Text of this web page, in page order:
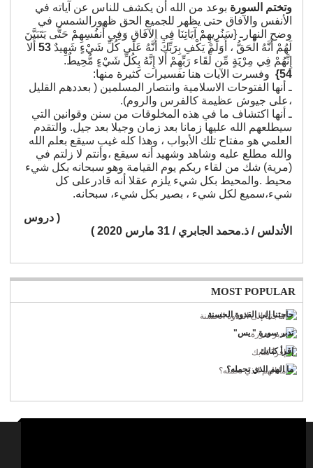
وتختم السورة بوعد من الله أن يكشف للناس عن آياته في
الأنفس والآفاق حتى يظهر للجميع الحق ظهورالشمس في
وضح النهارـ {سَنُرِيهِمْ آيَاتِنَا فِي الآفَاقِ وَفِي أَنفُسِهِمْ حَتَّى يَتَبَيَّنَ
لَهُمْ أَنَّهُ الْحَقُّ ، أَوَلَمْ يَكْفِ بِرَبِّكَ أَنَّهُ عَلَى كُلِّ شَيْءٍ شَهِيدٌ 53 أَلا
إِنَّهُمْ فِي مِرْيَةٍ مِّن لِّقَاء رَبِّهِمْ أَلا إِنَّهُ بِكُلِّ شَيْءٍ مُّحِيطٌ.
54}
وفسرت الآيات هنا تفسيرات كثيرة منها:
ـ أنها الفتوحات الاسلامية وانتصار المسلمين ( بعددهم القليل
،على جيوش عظيمة كالفرس والروم).
ـ أنها اكتشاف ما في هذه المخلوقات من سنن وقوانين التي
سيطلعهم الله عليها زمانا بعد زمان وجيلا بعد جيل. والتقدم
العلمي هو مفتاح تلك الأبواب ، وهذا كله غيب سيقع بعلم الله
والله مطلع عليه وشاهد وشهيد أنه سيقع ،وأنتم لا زلتم في
(مرية) شك من لقاء ربكم يوم القيامة وهو سبحانه بكل شيء
محيط .والمحيط بكل شيء يلزم عقلا أنه قادرعلى كل
شيء،سميع لكل شيء ، بصير بكل شيء، سبحانه.
( دروس
الأندلس / ذ.محمد الجابري / 31 مارس 2020 )
MOST POPULAR
حاجتنا إلى القدوة الحسنة
تدبر سورة " يس"
إقرأ كتابك
ما الهم الذي تحمله؟